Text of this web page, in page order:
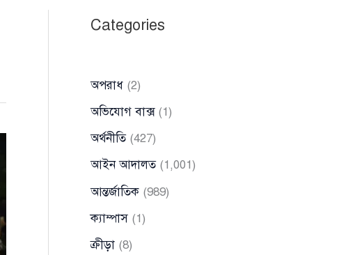
Categories
অপরাধ (2)
অভিযোগ বাক্স(1)
অর্থনীতি(427)
আইন আদালত(1,001)
আন্তর্জাতিক (989)
ক্যাম্পাস (1)
ক্রীড়া (8)